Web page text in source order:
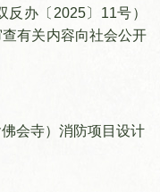
办〔2025〕11号）
有关内容向社会公开
会寺）消防项目设计